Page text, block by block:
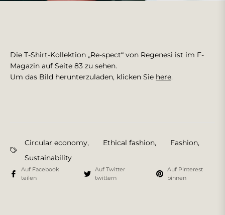
Die T-Shirt-Kollektion „Re-spect“ von Regenesi ist im F-
Magazin auf Seite 83 zu sehen.
Um das Bild herunterzuladen, klicken Sie here.
Circular economy, Ethical fashion, Fashion,
Sustainability
Auf Facebook
teilen
Auf Twitter
twittern
Auf Pinterest
pinnen